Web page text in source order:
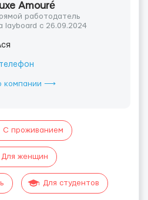
Amouré
работодатель
layboard с 26.09.2024
компании ⟶
С проживанием
Для женщин
Для студентов